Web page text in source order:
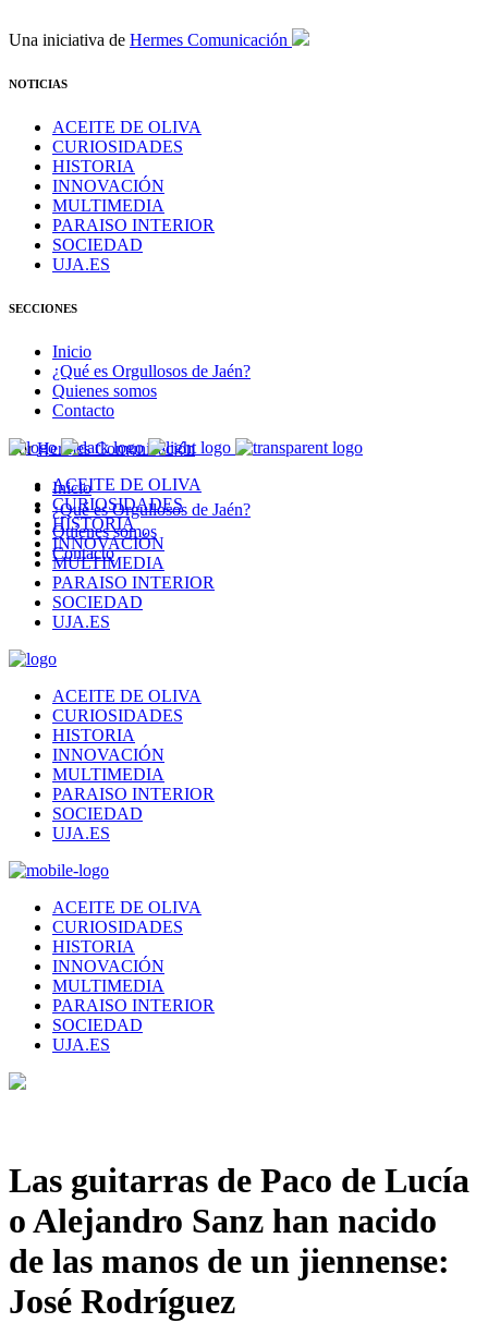
Una iniciativa de Hermes Comunicación
NOTICIAS
ACEITE DE OLIVA
CURIOSIDADES
HISTORIA
INNOVACIÓN
MULTIMEDIA
PARAISO INTERIOR
SOCIEDAD
UJA.ES
SECCIONES
Inicio
¿Qué es Orgullosos de Jaén?
Quienes somos
Contacto
PorHermes Comunicación
Inicio
¿Qué es Orgullosos de Jaén?
Quienes somos
Contacto
ACEITE DE OLIVA
CURIOSIDADES
HISTORIA
INNOVACIÓN
MULTIMEDIA
PARAISO INTERIOR
SOCIEDAD
UJA.ES
ACEITE DE OLIVA
CURIOSIDADES
HISTORIA
INNOVACIÓN
MULTIMEDIA
PARAISO INTERIOR
SOCIEDAD
UJA.ES
ACEITE DE OLIVA
CURIOSIDADES
HISTORIA
INNOVACIÓN
MULTIMEDIA
PARAISO INTERIOR
SOCIEDAD
UJA.ES
Las guitarras de Paco de Lucía
o Alejandro Sanz han nacido
de las manos de un jiennense:
José Rodríguez